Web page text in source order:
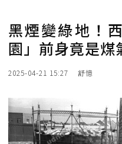
黑煙變綠地！
園」前身竟是煤
2025-04-21 15:27 舒憶